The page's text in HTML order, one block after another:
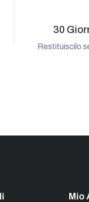
30
Restituiscilo
Mio